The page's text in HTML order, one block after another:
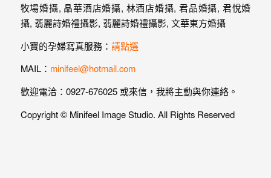
小寶的孕婦寫真服務： 請點選
MAIL： minifeel@hotmail.com
歡迎電洽：0927-676025 或來信，我將主動與你連絡。
Copyright © Minifeel Image Studio. All Rights Reserved